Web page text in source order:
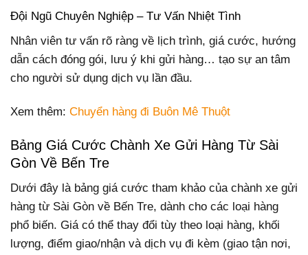
Đội Ngũ Chuyên Nghiệp – Tư Vấn Nhiệt Tình
Nhân viên tư vấn rõ ràng về lịch trình, giá cước, hướng
dẫn cách đóng gói, lưu ý khi gửi hàng… tạo sự an tâm
cho người sử dụng dịch vụ lần đầu.
Xem thêm: Chuyển hàng đi Buôn Mê Thuột
Bảng Giá Cước Chành Xe Gửi Hàng Từ Sài
Gòn Về Bến Tre
Dưới đây là bảng giá cước tham khảo của chành xe gửi
hàng từ Sài Gòn về Bến Tre, dành cho các loại hàng
phổ biến. Giá có thể thay đổi tùy theo loại hàng, khối
lượng, điểm giao/nhận và dịch vụ đi kèm (giao tận nơi,